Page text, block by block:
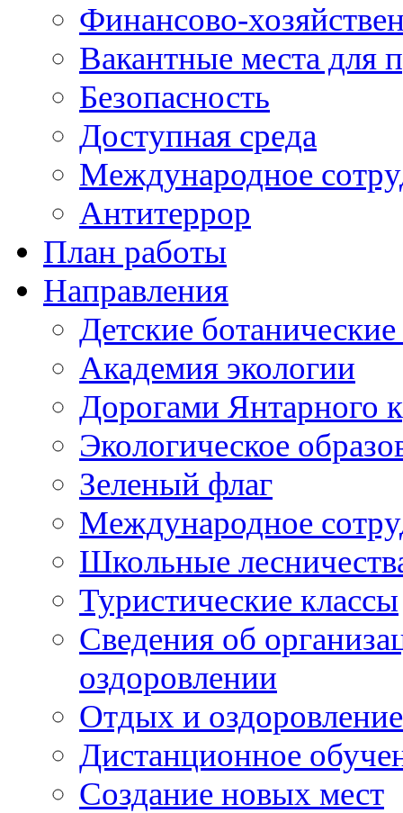
Финансово-
Вакантные места для
Безопасность
Доступная среда
Международное
Антитеррор
План работы
Направления
Детские
Академия экологии
Дорогами Янтарного
Экологическое
Зеленый флаг
Международное
Школьные
Туристические классы
Сведения об
оздоровлении
Отдых и
Дистанционное
Создание новых мест